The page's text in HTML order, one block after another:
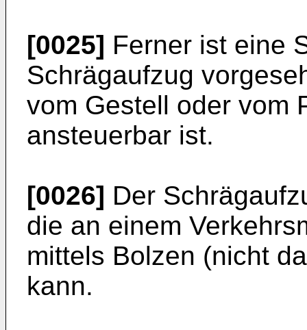
[0025] Ferner ist eine
Schrägaufzug
vom Gestell oder vom
ansteuerbar ist.
[0026] Der
die an einem
mittels Bolzen (nicht
kann.